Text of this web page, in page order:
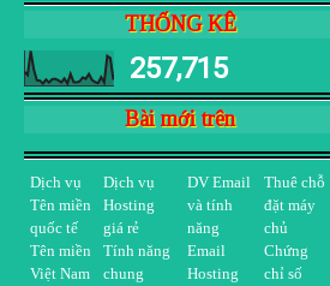
THỐNG KÊ
257,715
Bài mới trên
Dịch vụ
Tên miền
quốc tế
Tên miền
Việt Nam
Dịch vụ
Hosting
giá rẻ
Tính năng
chung
DV Email
và tính
năng
Email
Hosting
Thuê chỗ
đặt máy
chủ
Chứng
chỉ số